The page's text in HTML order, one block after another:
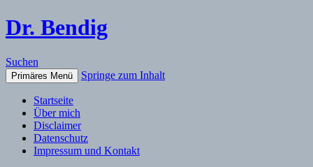
Dr. Bendig
Suchen
Primäres Menü Springe zum Inhalt
Startseite
Über mich
Disclaimer
Datenschutz
Impressum und Kontakt